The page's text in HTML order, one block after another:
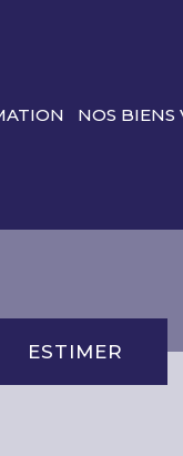
NOS BIENS
ESTIMER